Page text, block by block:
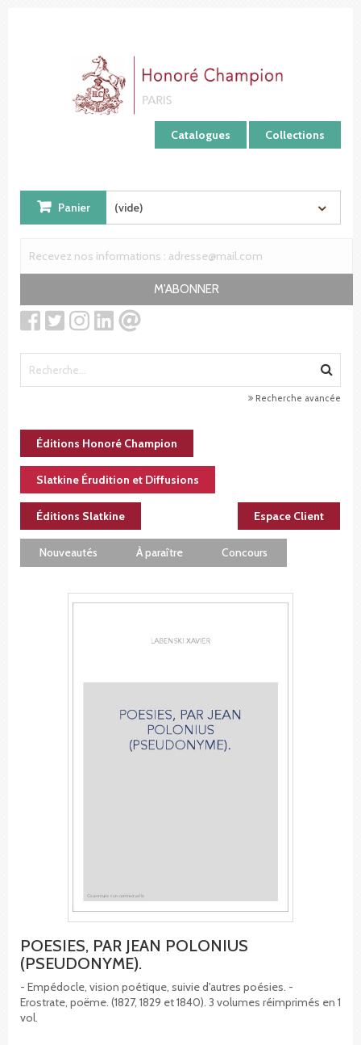
Catalogues Collections
Panier (vide)
M'ABONNER
Recherche avancée
Éditions Honoré Champion
Slatkine Érudition et Diffusions
Éditions Slatkine Espace Client
Nouveautés À paraître Concours
POESIES, PAR JEAN POLONIUS
(PSEUDONYME).
- Empédocle, vision poétique, suivie d'autres poésies. -
Erostrate, poëme. (1827, 1829 et 1840). 3 volumes réimprimés en 1
vol.